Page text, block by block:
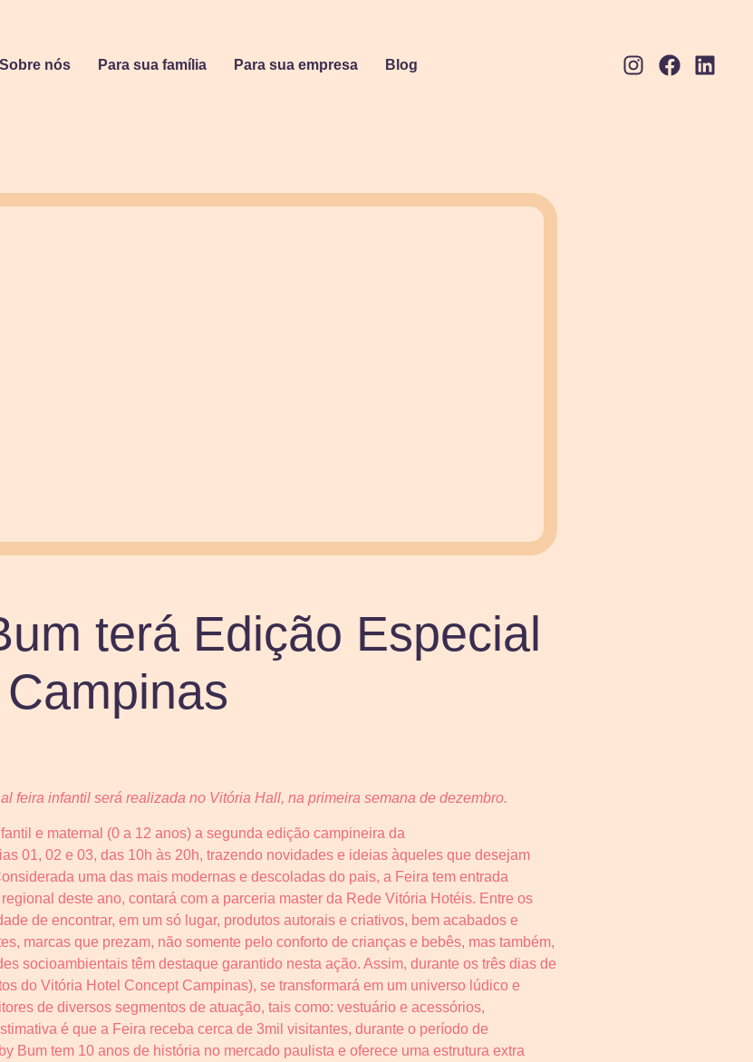
Sobre nós Para sua família Para sua empresa Blog
terá Edição Especial
feira infantil será realizada no Vitória Hall, na primeira semana de dezembro.
e maternal (0 a 12 anos) a segunda edição campineira da
01, 02 e 03, das 10h às 20h, trazendo novidades e ideias àqueles que desejam
uma das mais modernas e descoladas do pais, a Feira tem entrada
deste ano, contará com a parceria master da Rede Vitória Hotéis. Entre os
de encontrar, em um só lugar, produtos autorais e criativos, bem acabados e
marcas que prezam, não somente pelo conforto de crianças e bebês, mas também,
socioambientais têm destaque garantido nesta ação. Assim, durante os três dias de
do Vitória Hotel Concept Campinas), se transformará em um universo lúdico e
de diversos segmentos de atuação, tais como: vestuário e acessórios,
é que a Feira receba cerca de 3mil visitantes, durante o período de
Bum tem 10 anos de história no mercado paulista e oferece uma estrutura extra